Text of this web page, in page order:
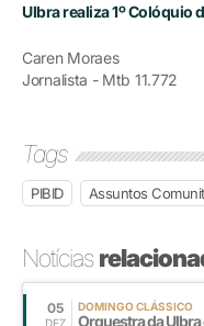
Ulbra realiza 1º Colóquio
Caren Moraes
Jornalista - Mtb 11.772
Tags
PIBID Assuntos
Notícias
05
DEZ
DOMINGO CLÁSSICO
Orquestra da